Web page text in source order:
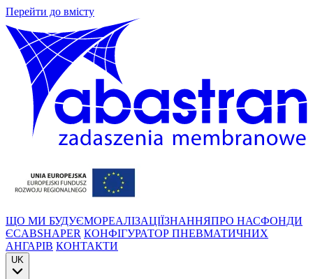
Перейти до вмісту
ЩО МИ БУДУЄМОРЕАЛІЗАЦІЇЗНАННЯПРО НАСФОНДИ
ЄСABSHAPER КОНФІГУРАТОР ПНЕВМАТИЧНИХ
АНГАРІВ КОНТАКТИ
UK